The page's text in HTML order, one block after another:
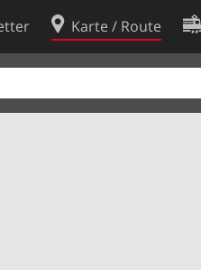
Karte / Route